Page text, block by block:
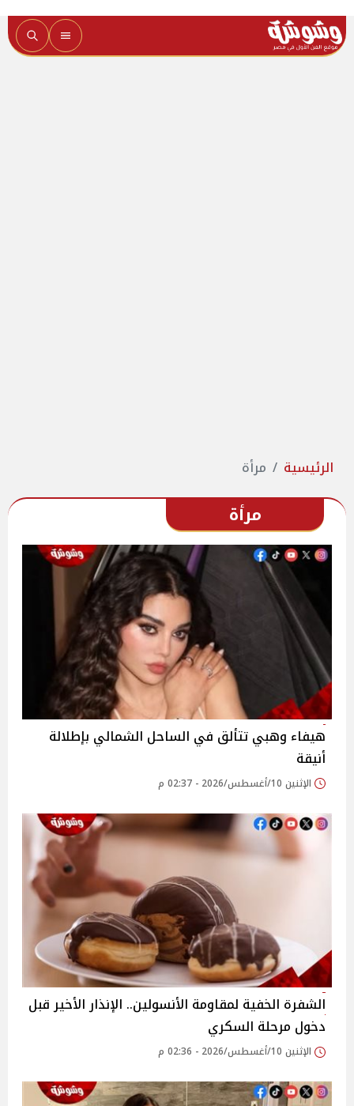
الرئيسية مرأة
مرأة
هيفاء وهبي تتألق في الساحل الشمالي بإطلالة
أنيقة
الإثنين 10/أغسطس/2026 - 02:37 م
الشفرة الخفية لمقاومة الأنسولين.. الإنذار الأخير قبل
دخول مرحلة السكري
الإثنين 10/أغسطس/2026 - 02:36 م